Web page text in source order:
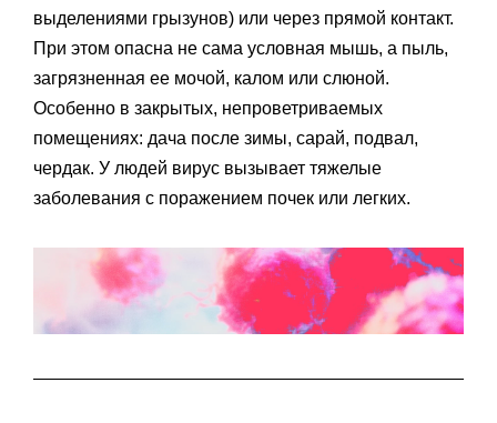
выделениями грызунов) или через прямой контакт.
При этом опасна не сама условная мышь, а пыль,
загрязненная ее мочой, калом или слюной.
Особенно в закрытых, непроветриваемых
помещениях: дача после зимы, сарай, подвал,
чердак. У людей вирус вызывает тяжелые
заболевания с поражением почек или легких.